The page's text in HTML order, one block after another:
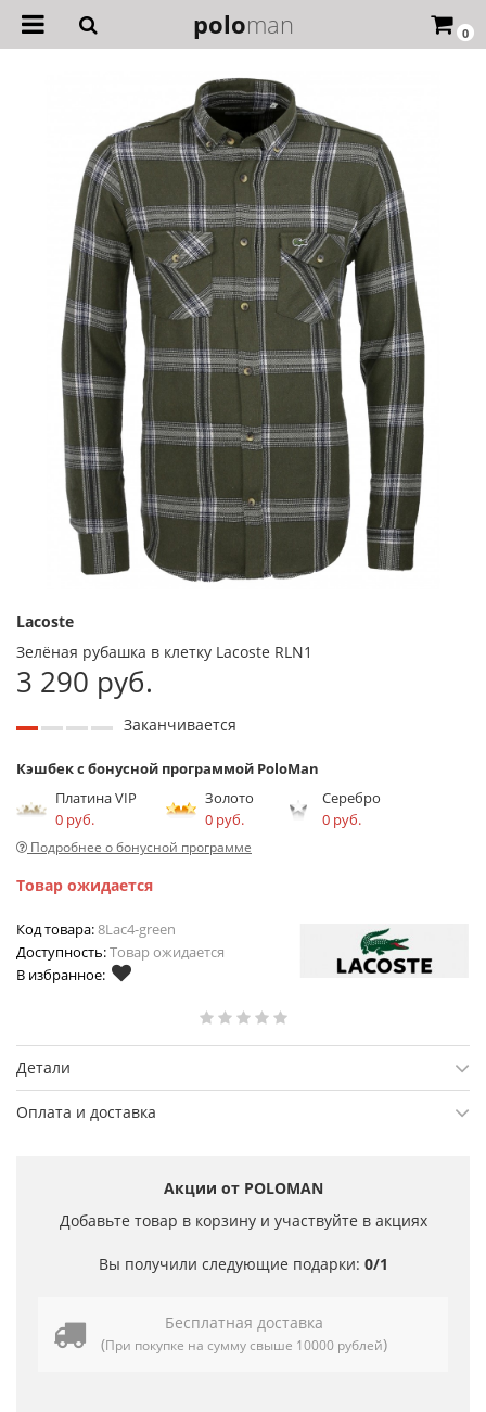
0
poloman
Lacoste
Зелёная рубашка в клетку Lacoste RLN1
3 290 руб.
Заканчивается
Кэшбек с бонусной программой PoloMan
Платина VIP
0 руб.
Золото
0 руб.
Серебро
0 руб.
Подробнее о бонусной программе
Товар ожидается
Код товара:8Lac4-green
Доступность:Товар ожидается
В избранное:
Детали
Оплата и доставка
Акции от POLOMAN
Добавьте товар в корзину и участвуйте в акциях
Вы получили следующие подарки: 0/1
Бесплатная доставка
(При покупке на сумму свыше 10000 рублей)